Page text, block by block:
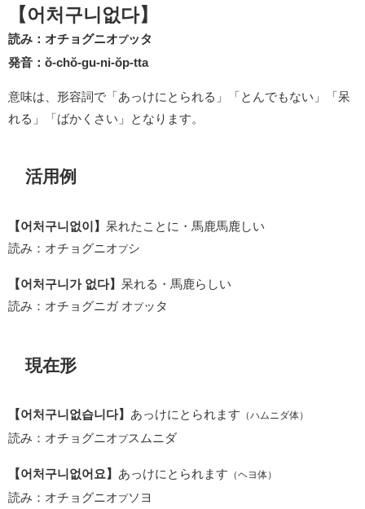
【어처구니없다】
読み：オチョグニオプッタ
発音：ŏ-chŏ-gu-ni-ŏp-tta
意味は、形容詞で「あっけにとられる」「とんでもない」「呆
れる」「ばかくさい」となります。
活用例
【어처구니없이】 呆れたことに・馬鹿馬鹿しい
読み：オチョグニオプシ
【어처구니가 없다】 呆れる・馬鹿らしい
読み：オチョグニガ オプッタ
現在形
【어처구니없습니다】 あっけにとられます （ハムニダ体）
読み：オチョグニオプスムニダ
【어처구니없어요】 あっけにとられます （ヘヨ体）
読み：オチョグニオプソヨ